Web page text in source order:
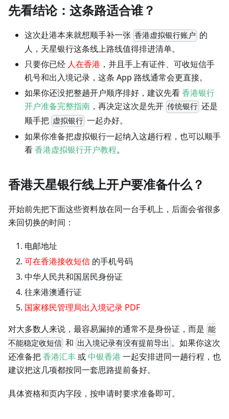
先看结论：这条路适合谁？
这次赴港本来就想顺手补一张 香港虚拟银行账户 的
人，天星银行这条线上路线值得排进清单。
只要你已经 人在香港 ，并且手上有证件、可收短信手
机号和出入境记录，这条 App 路线通常会更直接。
如果你还没把整趟开户顺序排好，建议先看香港银行
开户准备完整指南 ，再决定这次是先开 传统银行 还是
顺手把 虚拟银行 一起办好。
如果你准备把虚拟银行一起纳入这趟行程，也可以顺手
看香港虚拟银行开户教程。
香港天星银行线上开户要准备什么？
开始前先把下面这些资料放在同一台手机上，后面会省很多
来回切换的时间：
电邮地址
可在香港接收短信 的手机号码
中华人民共和国居民身份证
往来港澳通行证
国家移民管理局出入境记录 PDF
对大多数人来说，最容易漏掉的通常不是身份证，而是 能
不能稳定收短信 和 出入境记录有没有提前导出 。如果你这次
还准备把香港汇丰或 中银香港 一起安排进同一趟行程，也
建议把这几项都按同一套思路提前备好。
具体资格和页内字段，按申请时要求准备即可。